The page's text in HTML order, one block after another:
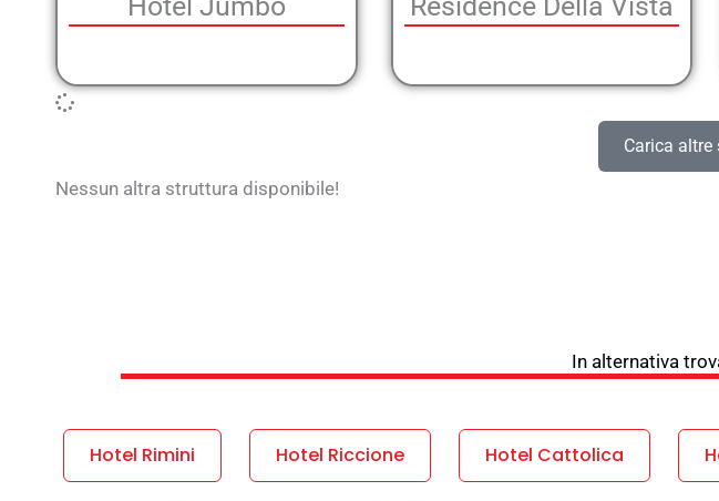
Carica altre
Nessun altra struttura disponibile!
In alternativa
Hotel Rimini Hotel Riccione Hotel Cattolica